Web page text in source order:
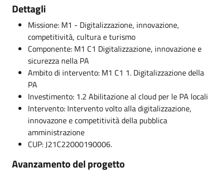
Dettagli
Missione: M1 - Digitalizzazione, innovazione,
competitività, cultura e turismo
Componente: M1 C1 Digitalizzazione, innovazione e
sicurezza nella PA
Ambito di intervento: M1 C1 1. Digitalizzazione della
PA
Investimento: 1.2 Abilitazione al cloud per le PA locali
Intervento: Intervento volto alla digitalizzazione,
innovazone e competitività della pubblica
amministrazione
CUP: J21C22000190006.
Avanzamento del progetto